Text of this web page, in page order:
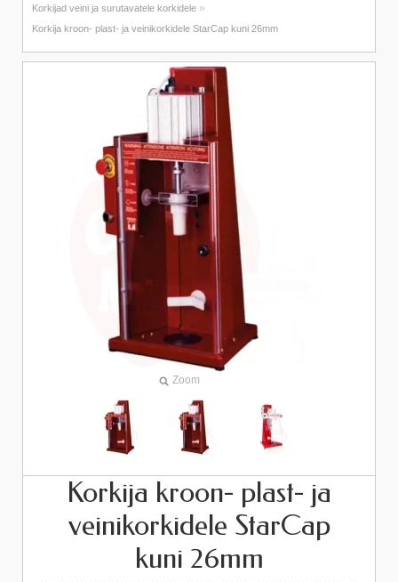
Korkijad veini ja surutavatele korkidele »
Korkija kroon- plast- ja veinikorkidele StarCap kuni 26mm
Zoom
Korkija kroon- plast- ja
veinikorkidele StarCap
kuni 26mm